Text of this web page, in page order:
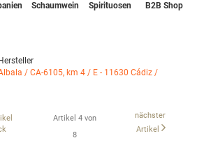
Schaumwein Spirituosen B2B Shop
/ CA-6105, km 4 / E - 11630 Cádiz /
Artikel 4 von
8
nächster
Artikel